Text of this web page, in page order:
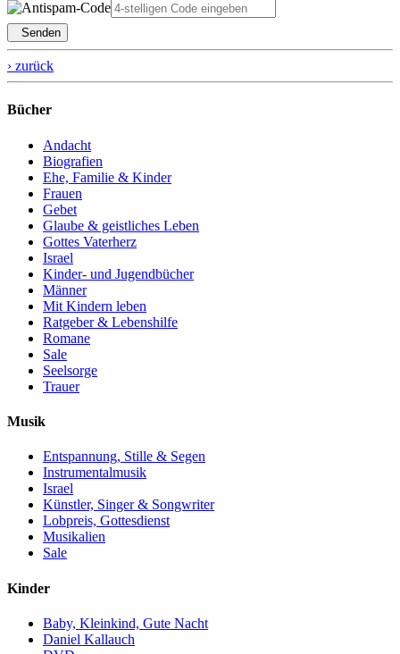
Senden
› zurück
Bücher
Andacht
Biografien
Ehe, Familie & Kinder
Frauen
Gebet
Glaube & geistliches Leben
Gottes Vaterherz
Israel
Kinder- und Jugendbücher
Männer
Mit Kindern leben
Ratgeber & Lebenshilfe
Romane
Sale
Seelsorge
Trauer
Musik
Entspannung, Stille & Segen
Instrumentalmusik
Israel
Künstler, Singer & Songwriter
Lobpreis, Gottesdienst
Musikalien
Sale
Kinder
Baby, Kleinkind, Gute Nacht
Daniel Kallauch